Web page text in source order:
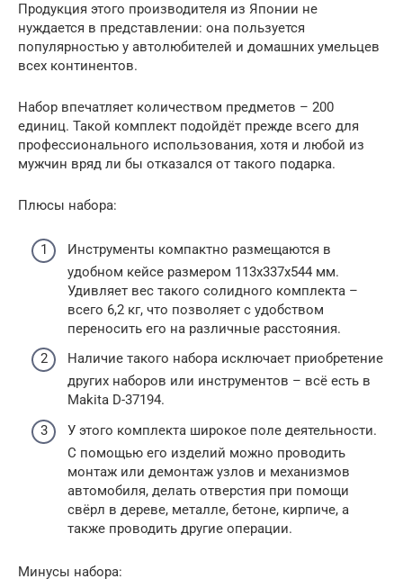
Продукция этого производителя из Японии не
нуждается в представлении: она пользуется
популярностью у автолюбителей и домашних умельцев
всех континентов.
Набор впечатляет количеством предметов – 200
единиц. Такой комплект подойдёт прежде всего для
профессионального использования, хотя и любой из
мужчин вряд ли бы отказался от такого подарка.
Плюсы набора:
Инструменты компактно размещаются в
удобном кейсе размером 113x337x544 мм.
Удивляет вес такого солидного комплекта –
всего 6,2 кг, что позволяет с удобством
переносить его на различные расстояния.
Наличие такого набора исключает приобретение
других наборов или инструментов – всё есть в
Makita D-37194.
У этого комплекта широкое поле деятельности.
С помощью его изделий можно проводить
монтаж или демонтаж узлов и механизмов
автомобиля, делать отверстия при помощи
свёрл в дереве, металле, бетоне, кирпиче, а
также проводить другие операции.
Минусы набора: